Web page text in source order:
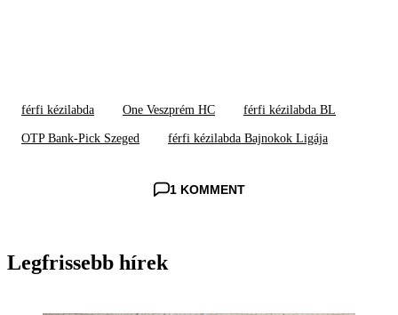
férfi kézilabda One Veszprém HC férfi kézilabda BL
OTP Bank-Pick Szeged férfi kézilabda Bajnokok Ligája
1 KOMMENT
Legfrissebb hírek